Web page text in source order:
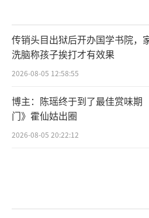
传销头目出狱后开办国学书院，
洗脑称孩子挨打才有效果
2026-08-05 12:58:55
博主：陈瑶终于到了最佳赏味期
门》霍仙姑出圈
2026-08-05 20:22:12